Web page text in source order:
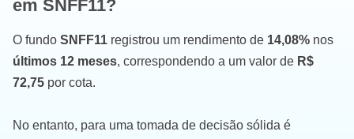
em SNFF11?
O fundo SNFF11 registrou um rendimento de 14,08% nos
últimos 12 meses, correspondendo a um valor de R$
72,75 por cota.
No entanto, para uma tomada de decisão sólida é